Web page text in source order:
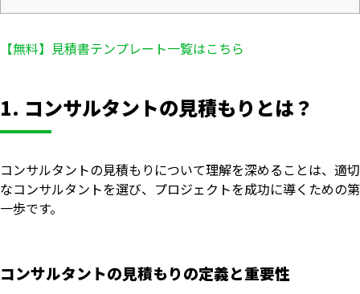
【無料】見積書テンプレート一覧はこちら
1. コンサルタントの見積もりとは？
コンサルタントの見積もりについて理解を深めることは、適切
なコンサルタントを選び、プロジェクトを成功に導くための第
一歩です。
コンサルタントの見積もりの定義と重要性